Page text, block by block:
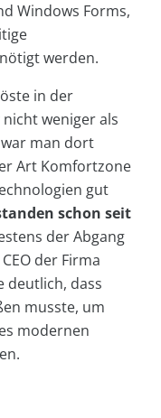
Windows Forms,
werden.
in der
weniger als
man dort
Art Komfortzone
gut
schon seit
der Abgang
der Firma
deutlich, dass
musste, um
modernen